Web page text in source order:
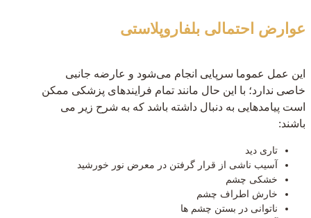
عوارض احتمالی بلفاروپلاستی
این عمل عموما سرپایی انجام می‌شود و عارضه جانبی
خاصی ندارد؛ با این حال مانند تمام فرایندهای پزشکی ممکن
است پیامدهایی به دنبال داشته باشد که به شرح زیر می
باشند:
تاری دید
آسیب ناشی از قرار گرفتن در معرض نور خورشید
خشکی چشم
خارش اطراف چشم
ناتوانی در بستن چشم ها